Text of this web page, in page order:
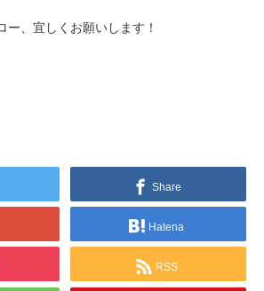
ー、宜しくお願いします！
Share
Hatena
RSS